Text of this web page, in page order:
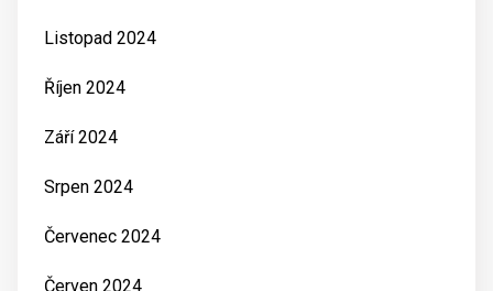
Listopad 2024
Říjen 2024
Září 2024
Srpen 2024
Červenec 2024
Červen 2024